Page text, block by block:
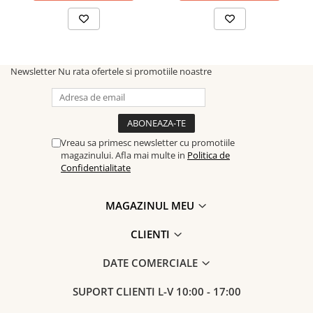
Newsletter Nu rata ofertele si promotiile noastre
Vreau sa primesc newsletter cu promotiile
magazinului. Afla mai multe in Politica de
Confidentialitate
MAGAZINUL MEU
CLIENTI
DATE COMERCIALE
SUPORT CLIENTI L-V 10:00 - 17:00